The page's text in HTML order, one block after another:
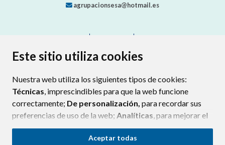
Este sitio utiliza cookies
Nuestra web utiliza los siguientes tipos de cookies:
Técnicas, imprescindibles para que la web funcione
correctamente; De personalización, para recordar sus
preferencias de uso de la web; Analíticas, para mejorar el
funcionamiento de la web y sus servicios.
Aceptar todas
agrupacionsesa@hotmail.es
PROTECCIÓN DE DATOS
POLÍTICA DE COOKIES